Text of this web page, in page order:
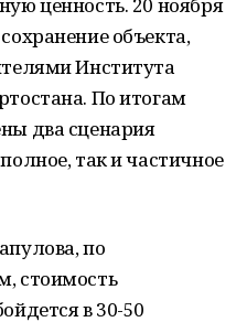
объекта,
Института
По итогам
два сценария
так и частичное
по
стоимость
в 30-50